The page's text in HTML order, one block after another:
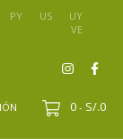
PY US
UY
VE
0 - S/.0